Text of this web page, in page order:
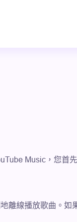
Music，您首
離線播放歌曲。如